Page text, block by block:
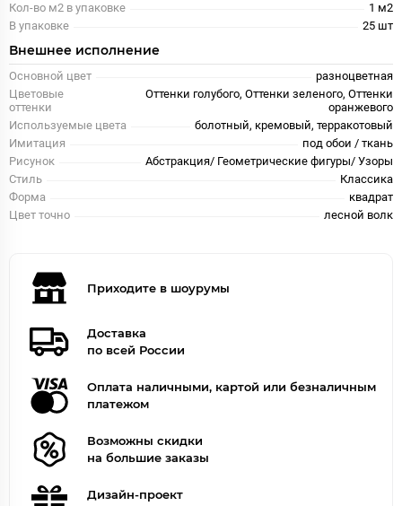
Кол-во м2 в упаковке
1 м2
В упаковке
25 шт
Внешнее исполнение
Основной цвет
разноцветная
Цветовые
оттенки
Оттенки голубого, Оттенки зеленого, Оттенки
оранжевого
Используемые цвета
болотный, кремовый, терракотовый
Имитация
под обои / ткань
Рисунок
Абстракция/ Геометрические фигуры/ Узоры
Стиль
Классика
Форма
квадрат
Цвет точно
лесной волк
Приходите в шоурумы
Доставка
по всей России
Оплата наличными, картой или безналичным
платежом
Возможны скидки
на большие заказы
Дизайн-проект